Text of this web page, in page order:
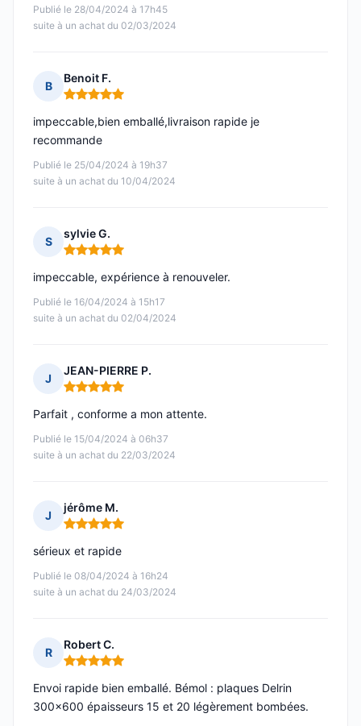
Publié le 28/04/2024 à 17h45
suite à un achat du 02/03/2024
B
Benoit F.
Note : 5 sur 5
Publié le 25/04/2024 à 19h37
suite à un achat du 10/04/2024
impeccable,bien emballé,livraison rapide je
recommande
S
sylvie G.
Note : 5 sur 5
Publié le 16/04/2024 à 15h17
suite à un achat du 02/04/2024
impeccable, expérience à renouveler.
J
JEAN-PIERRE P.
Note : 5 sur 5
Publié le 15/04/2024 à 06h37
suite à un achat du 22/03/2024
Parfait , conforme a mon attente.
J
jérôme M.
Note : 5 sur 5
Publié le 08/04/2024 à 16h24
suite à un achat du 24/03/2024
sérieux et rapide
R
Robert C.
Note : 5 sur 5
Envoi rapide bien emballé. Bémol : plaques Delrin
300x600 épaisseurs 15 et 20 légèrement bombées.